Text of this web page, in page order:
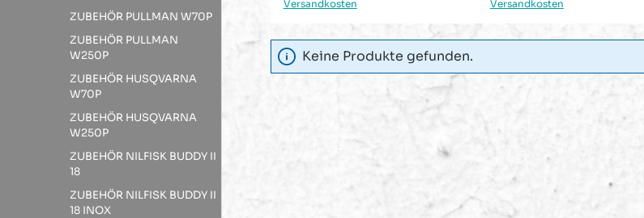
ZUBEHÖR PULLMAN W70P
ZUBEHÖR PULLMAN
W250P
ZUBEHÖR HUSQVARNA
W70P
ZUBEHÖR HUSQVARNA
W250P
ZUBEHÖR NILFISK BUDDY II
18
ZUBEHÖR NILFISK BUDDY II
18 INOX
Versandkosten
Versandkosten
Keine Produkte gefunden.